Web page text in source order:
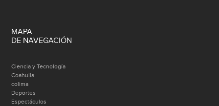
MAPA
DE NAVEGACIÓN
Ciencia y Tecnología
Coahuila
colima
Deportes
Espectáculos